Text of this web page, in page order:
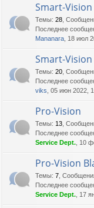
Smart-Vision
Темы: 28
Последнее
Mananara , 18 июл
Smart-
Темы: 20
Последнее
viks , 05 июн 2022,
Pro-Vision
Темы: 13
Последнее
Service Dept. , 10
Pro-Vision
Темы: 7
Последнее
Service Dept. , 17